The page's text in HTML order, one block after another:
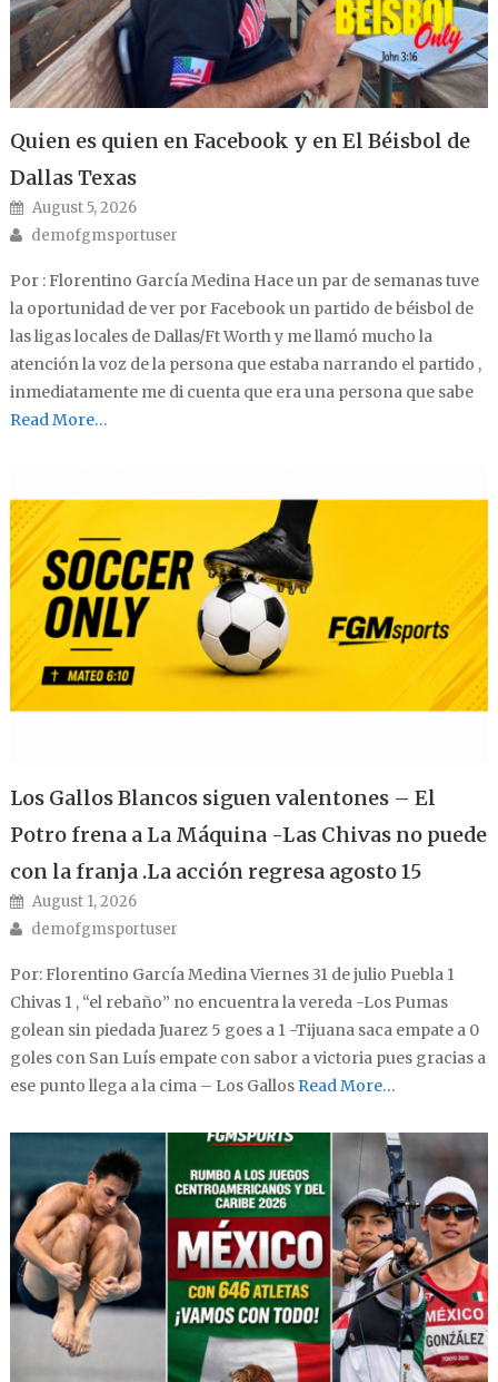
Quien es quien en Facebook y en El Béisbol de
Dallas Texas
Posted on
August 5, 2026
Author
demofgmsportuser
Por : Florentino García Medina Hace un par de semanas tuve
la oportunidad de ver por Facebook un partido de béisbol de
las ligas locales de Dallas/Ft Worth y me llamó mucho la
atención la voz de la persona que estaba narrando el partido ,
inmediatamente me di cuenta que era una persona que sabe
Read More…
Los Gallos Blancos siguen valentones – El
Potro frena a La Máquina -Las Chivas no puede
con la franja .La acción regresa agosto 15
Posted on
August 1, 2026
Author
demofgmsportuser
Por: Florentino García Medina Viernes 31 de julio Puebla 1
Chivas 1 , “el rebaño” no encuentra la vereda -Los Pumas
golean sin piedada Juarez 5 goes a 1 -Tijuana saca empate a 0
goles con San Luís empate con sabor a victoria pues gracias a
ese punto llega a la cima – Los GallosRead More…